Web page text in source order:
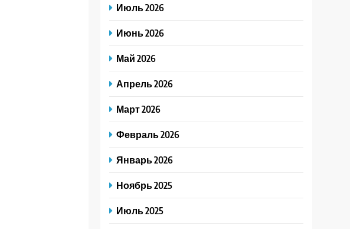
Июль 2026
Июнь 2026
Май 2026
Апрель 2026
Март 2026
Февраль 2026
Январь 2026
Ноябрь 2025
Июль 2025